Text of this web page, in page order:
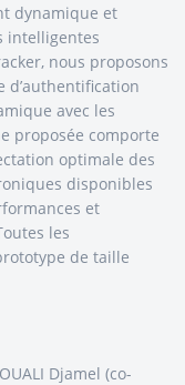
dynamique et
intelligentes
nous proposons
d’authentification
avec les
proposée comporte
optimale des
disponibles
et
les
de taille
Djamel (co-